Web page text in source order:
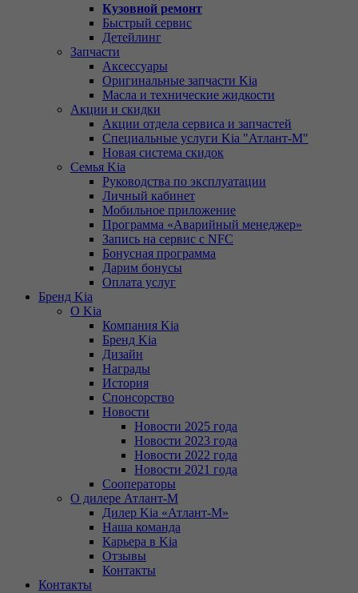
Кузовной ремонт
Быстрый сервис
Детейлинг
Запчасти
Аксессуары
Оригинальные запчасти Kia
Масла и технические жидкости
Акции и скидки
Акции отдела сервиса и запчастей
Специальные услуги Kia "Атлант-М"
Новая система скидок
Семья Kia
Руководства по эксплуатации
Личный кабинет
Мобильное приложение
Программа «Аварийный менеджер»
Запись на сервис с NFC
Бонусная программа
Дарим бонусы
Оплата услуг
Бренд Kia
О Kia
Компания Kia
Бренд Kia
Дизайн
Награды
История
Спонсорство
Новости
Новости 2025 года
Новости 2023 года
Новости 2022 года
Новости 2021 года
Сооператоры
О дилере Атлант-М
Дилер Kia «Атлант-М»
Наша команда
Карьера в Kia
Отзывы
Контакты
Контакты